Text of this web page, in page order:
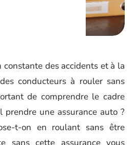
constante des accidents et à la
conducteurs à rouler sans
de comprendre le cadre
une assurance auto ?
t-on en roulant sans être